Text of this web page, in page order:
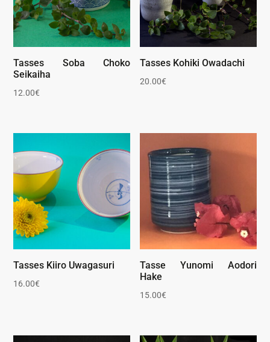
Tasses Soba Choko
Seikaiha
12.00€
Tasses Kohiki Owadachi
20.00€
Tasses Kiiro Uwagasuri
16.00€
Tasse Yunomi Aodori
Hake
15.00€